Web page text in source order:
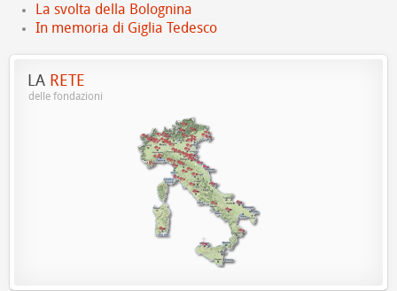
La svolta della Bolognina
In memoria di Giglia Tedesco
LA RETE
delle fondazioni